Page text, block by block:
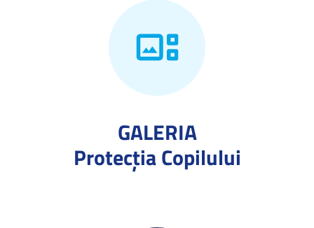
GALERIA
Protecţia Copilului